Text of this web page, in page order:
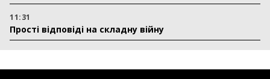
11:31
Прості відповіді на складну війну